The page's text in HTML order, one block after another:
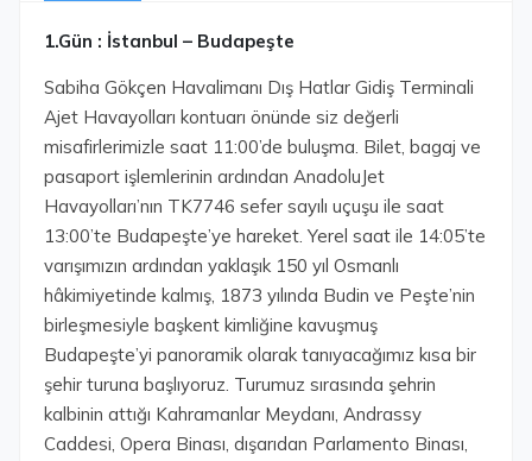
1.Gün : İstanbul – Budapeşte
Sabiha Gökçen Havalimanı Dış Hatlar Gidiş Terminali
Ajet Havayolları kontuarı önünde siz değerli
misafirlerimizle saat 11:00’de buluşma. Bilet, bagaj ve
pasaport işlemlerinin ardından AnadoluJet
Havayolları’nın TK7746 sefer sayılı uçuşu ile saat
13:00’te Budapeşte’ye hareket. Yerel saat ile 14:05’te
varışımızın ardından yaklaşık 150 yıl Osmanlı
hâkimiyetinde kalmış, 1873 yılında Budin ve Peşte’nin
birleşmesiyle başkent kimliğine kavuşmuş
Budapeşte’yi panoramik olarak tanıyacağımız kısa bir
şehir turuna başlıyoruz. Turumuz sırasında şehrin
kalbinin attığı Kahramanlar Meydanı, Andrassy
Caddesi, Opera Binası, dışarıdan Parlamento Binası,